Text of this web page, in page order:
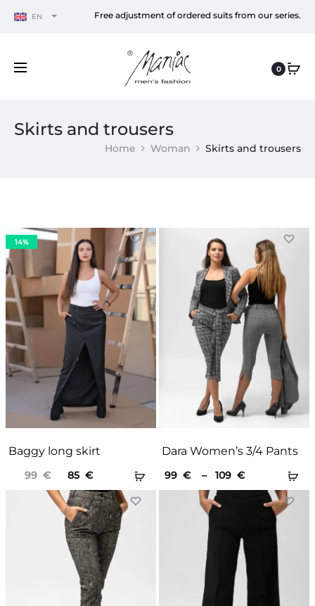
EN Free adjustment of ordered suits from our series.
0
Skirts and trousers
Home Woman Skirts and trousers
14%
Baggy long skirt
99 €
Original
price
was:
99 €.
85 €
Current
price
is:
85 €.
Dara Women’s 3/4 Pants
99 € – 109 €
range:
99 €
through
109 €